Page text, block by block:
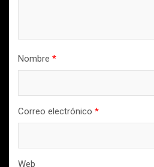
Nombre *
Correo electrónico *
Web